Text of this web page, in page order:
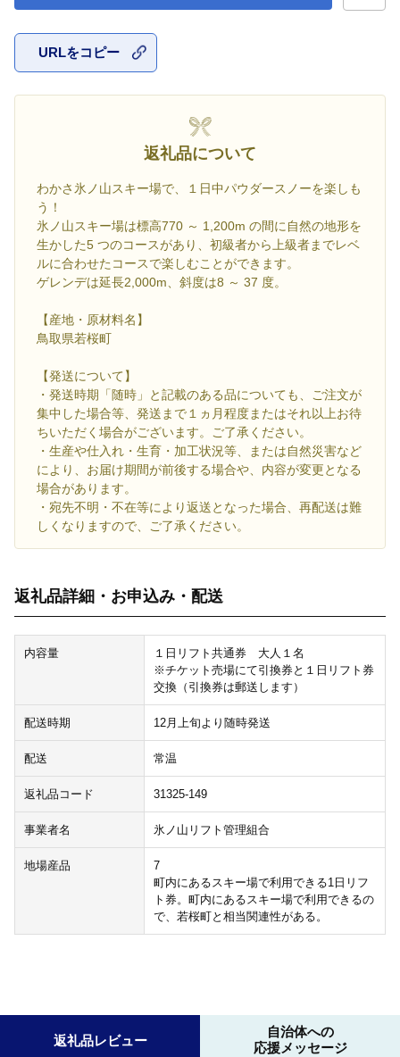
URLをコピー
返礼品について
わかさ氷ノ山スキー場で、１日中パウダースノーを楽しも
う！
氷ノ山スキー場は標高770 ～ 1,200m の間に自然の地形を
生かした5 つのコースがあり、初級者から上級者までレベ
ルに合わせたコースで楽しむことができます。
ゲレンデは延長2,000m、斜度は8 ～ 37 度。
【産地・原材料名】
鳥取県若桜町
【発送について】
・発送時期「随時」と記載のある品についても、ご注文が
集中した場合等、発送まで１ヵ月程度またはそれ以上お待
ちいただく場合がございます。ご了承ください。
・生産や仕入れ・生育・加工状況等、または自然災害など
により、お届け期間が前後する場合や、内容が変更となる
場合があります。
・宛先不明・不在等により返送となった場合、再配送は難
しくなりますので、ご了承ください。
返礼品詳細・お申込み・配送
内容量
１日リフト共通券 大人１名
※チケット売場にて引換券と１日リフト券
交換（引換券は郵送します）
配送時期 12月上旬より随時発送
配送 常温
返礼品コード 31325-149
事業者名 氷ノ山リフト管理組合
地場産品
7
町内にあるスキー場で利用できる1日リフ
ト券。町内にあるスキー場で利用できるの
で、若桜町と相当関連性がある。
返礼品レビュー
自治体への
応援メッセージ